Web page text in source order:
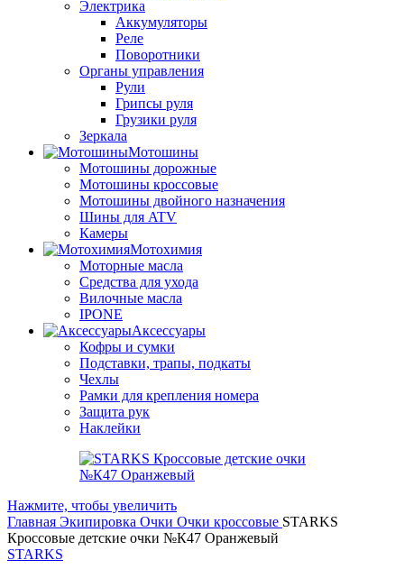
Электрика
Аккумуляторы
Реле
Поворотники
Органы управления
Рули
Грипсы руля
Грузики руля
Зеркала
Мотошины
Мотошины дорожные
Мотошины кроссовые
Мотошины двойного назначения
Шины для ATV
Камеры
Мотохимия
Моторные масла
Средства для ухода
Вилочные масла
IPONE
Аксессуары
Кофры и сумки
Подставки, трапы, подкаты
Чехлы
Рамки для крепления номера
Защита рук
Наклейки
Нажмите, чтобы увеличить
Главная Экипировка Очки Очки кроссовые STARKS
Кроссовые детские очки №К47 Оранжевый
STARKS